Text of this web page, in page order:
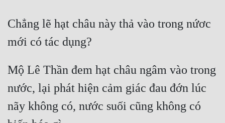
Xuyên Không
Xuyên Sách
Xuyên Thư
Điền Văn
Chẳng lẽ hạt châu này thả vào trong nứơc
mới có tác dụng?
Mộ Lê Thần đem hạt châu ngâm vào trong
nước, lại phát hiện cảm giác đau đớn lúc
nãy không có, nước suối cũng không có